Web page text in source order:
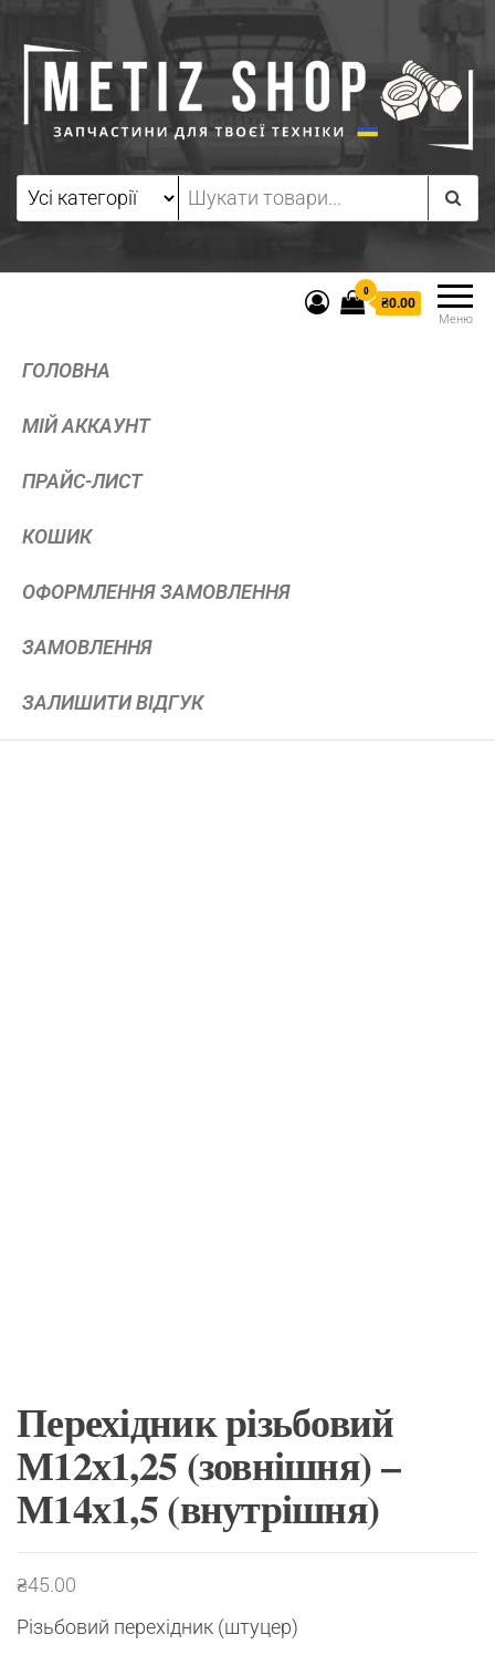
Меню
0
₴0.00
ГОЛОВНА
МІЙ АККАУНТ
ПРАЙС-ЛИСТ
КОШИК
ОФОРМЛЕННЯ ЗАМОВЛЕННЯ
ЗАМОВЛЕННЯ
ЗАЛИШИТИ ВІДГУК
Перехідник різьбовий
М12х1,25 (зовнішня) –
М14х1,5 (внутрішня)
₴45.00
Різьбовий перехідник (штуцер)